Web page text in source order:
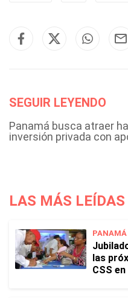
SEGUIR LEYENDO
Panamá busca atraer
inversión privada con
LAS MÁS LEÍDAS
PANAMÁ
las
CSS